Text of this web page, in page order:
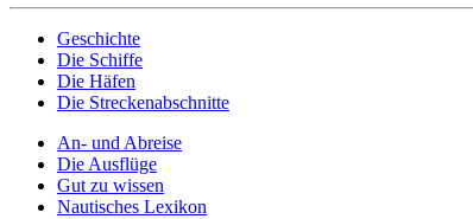
Geschichte
Die Schiffe
Die Häfen
Die Streckenabschnitte
An- und Abreise
Die Ausflüge
Gut zu wissen
Nautisches Lexikon